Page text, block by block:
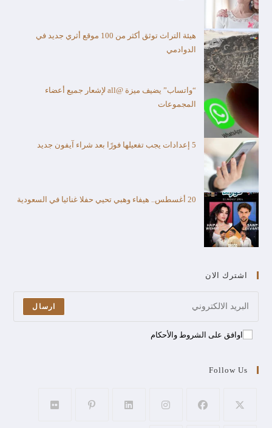
هيئة التراث توثق أكثر من 100 موقع أثري جديد في
الدوادمي
“واتساب” يضيف ميزة @all لإشعار جميع أعضاء
المجموعات
5 إعدادات يجب تفعيلها فورًا بعد شراء آيفون جديد
20 أغسطس.. هيفاء وهبي تحيي حفلا غنائيا في السعودية
اشترك الان
ارسال
اوافق على الشروط والأحكام
Follow Us